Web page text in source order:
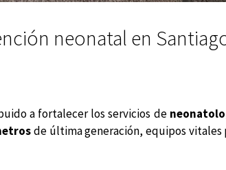
neonatal en
a fortalecer los servicios de
de última generación, equipos vitales